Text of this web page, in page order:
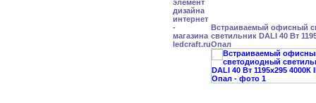
Встраиваемый офисный
светильник DALI 40 Вт
Опал